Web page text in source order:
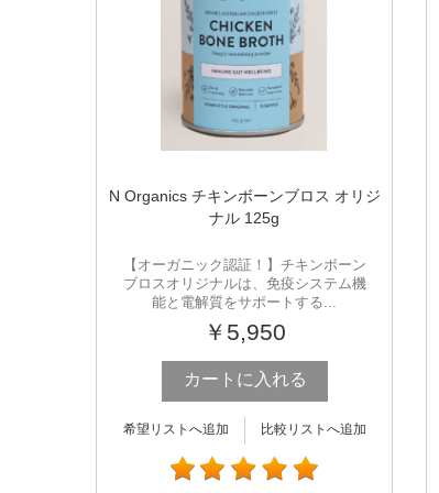
N Organics チキンボーンブロス オリジ
ナル 125g
【オーガニック認証！】チキンボーン
ブロスオリジナルは、免疫システム機
能と電解質をサポートする...
￥5,950
カートに入れる
希望リストへ追加 比較リストへ追加